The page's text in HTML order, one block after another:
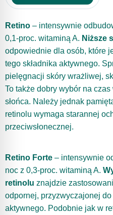
Retino – intensywnie
0,1-proc. witaminą A. Niższe
odpowiednie dla osób, które
tego składnika aktywnego.
pielęgnacji skóry wrażliwej,
To także dobry wybór na
słońca. Należy jednak
retinolu wymaga starannej
przeciwsłonecznej.
Retino Forte – intensywnie
noc z 0,3-proc. witaminą A.
retinolu znajdzie
odpornej, przyzwyczajonej do
aktywnego. Podobnie jak w